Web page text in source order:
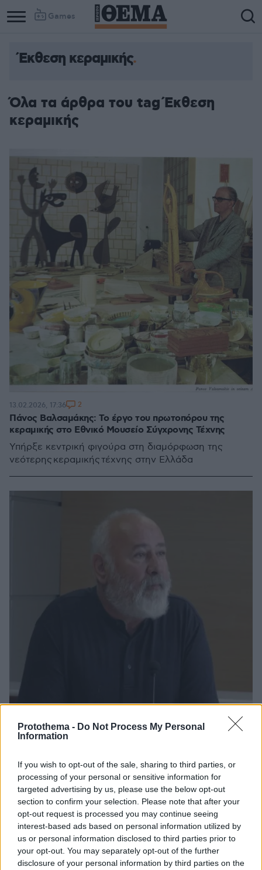
Protothema - Do Not Process My Personal
Information
If you wish to opt-out of the sale, sharing to third parties, or
processing of your personal or sensitive information for
targeted advertising by us, please use the below opt-out
section to confirm your selection. Please note that after your
opt-out request is processed you may continue seeing
interest-based ads based on personal information utilized by
us or personal information disclosed to third parties prior to
your opt-out. You may separately opt-out of the further
disclosure of your personal information by third parties on the
Games
Έκθεση κεραμικής
Όλα τα άρθρα του tag Έκθεση
κεραμικής
Πάνος Βαλσαμάκης: Το έργο του πρωτοπόρου της
κεραμικής στο Εθνικό Μουσείο Σύγχρονης Τέχνης
Υπήρξε κεντρική φιγούρα στη διαμόρφωση της
νεότερης κεραμικής τέχνης στην Ελλάδα
13.02.2026, 17:36 2
Η έκθεση του Μεσολογγίτη ζωγράφου και γλύπτη
Απόστολου Κούστα στη Λευκάδα
«Εναγκάλιση της σκόνης του χρόνου.
Ανατροφοδότηση της συλλογικής μνήμης και βίωση
του παρελθόντος μέσα από τα μάτια ενός σύγχρονου
εικαστικού διεθνούς φήμης»